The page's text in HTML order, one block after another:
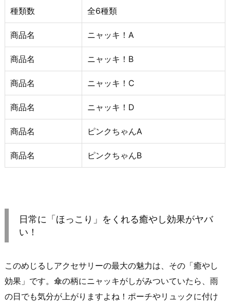
種類数 全6種類
商品名 ニャッキ！A
商品名 ニャッキ！B
商品名 ニャッキ！C
商品名 ニャッキ！D
商品名 ピンクちゃんA
商品名 ピンクちゃんB
日常に「ほっこり」をくれる癒やし効果がヤバ
い！
このめじるしアクセサリーの最大の魅力は、その「癒やし
効果」です。傘の柄にニャッキがしがみついていたら、雨
の日でも気分が上がりますよね！ポーチやリュックに付け